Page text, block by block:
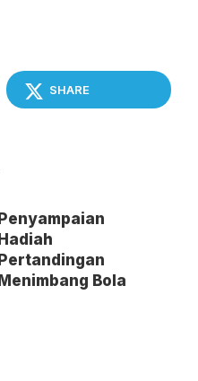
SHARE
Penyampaian
Hadiah
Pertandingan
Menimbang Bola